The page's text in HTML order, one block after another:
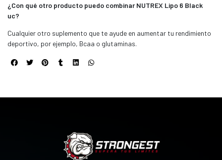
¿Con qué otro producto puedo combinar NUTREX Lipo 6 Black
uc?
Cualquier otro suplemento que te ayude en aumentar tu rendimiento
deportivo, por ejemplo, Bcaa o glutaminas.